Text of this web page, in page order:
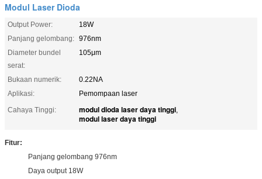
Modul Laser Dioda
Output Power:
18W
Panjang gelombang: 976nm
Diameter bundel
serat:
105μm
Bukaan numerik:
0.22NA
Aplikasi:
Pemompaan laser
Cahaya Tinggi:
modul dioda laser daya tinggi,
modul laser daya tinggi
Fitur:
Panjang gelombang 976nm
Daya output 18W